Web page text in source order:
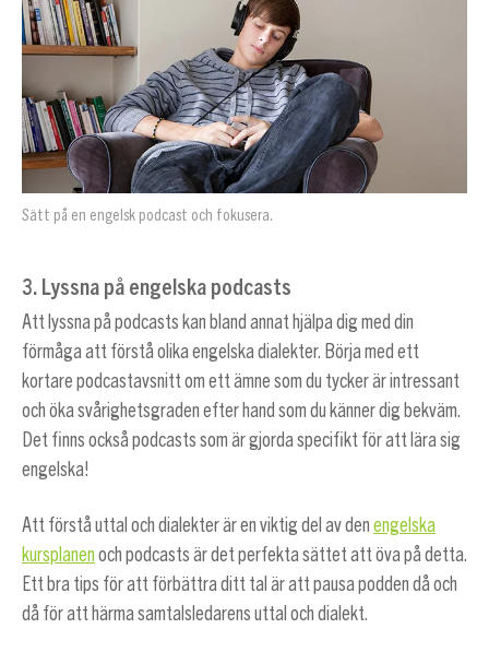
Sätt på en engelsk podcast och fokusera.
3. Lyssna på engelska podcasts
Att lyssna på podcasts kan bland annat hjälpa dig med din
förmåga att förstå olika engelska dialekter. Börja med ett
kortare podcastavsnitt om ett ämne som du tycker är intressant
och öka svårighetsgraden efter hand som du känner dig bekväm.
Det finns också podcasts som är gjorda specifikt för att lära sig
engelska!
Att förstå uttal och dialekter är en viktig del av den engelska
kursplanen och podcasts är det perfekta sättet att öva på detta.
Ett bra tips för att förbättra ditt tal är att pausa podden då och
då för att härma samtalsledarens uttal och dialekt.